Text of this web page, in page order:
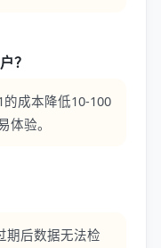
？
成本降低10-100
验。
期后数据无法检